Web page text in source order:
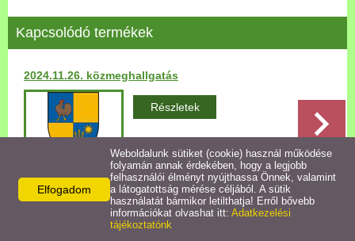
Önkormányzati konyha
Egyéb intézmények
Egyéb szolgáltatások
Egészségügyi ellátás
Uraiújfalu Sportegyesület
Kapcsolódó termékek
2024.11.26. közmeghallgatás
Részletek
Vissza az előző oldalra!
Elfogadom
Weboldalunk sütiket (cookie) használ működése
folyamán annak érdekében, hogy a legjobb
felhasználói élményt nyújthassa Önnek, valamint
a látogatottság mérése céljából. A sütik
használatát bármikor letilthatja! Erről bővebb
információkat olvashat itt: Adatkezelési
tájékoztatónk